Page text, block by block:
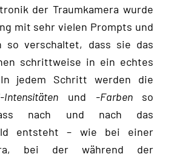
der Traumkamera wurde
mit sehr vielen Prompts und
so verschaltet, dass sie das
schrittweise in ein echtes
jedem Schritt werden die
Intensitäten und -Farbenso
nach und nach das
entsteht – wie bei einer
bei der während der